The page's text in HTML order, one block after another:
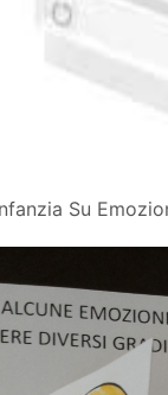
Su